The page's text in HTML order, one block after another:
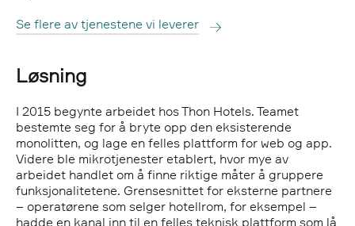
Se flere av tjenestene vi leverer
Løsning
I 2015 begynte arbeidet hos Thon Hotels. Teamet
bestemte seg for å bryte opp den eksisterende
monolitten, og lage en felles plattform for web og app.
Videre ble mikrotjenester etablert, hvor mye av
arbeidet handlet om å finne riktige måter å gruppere
funksjonalitetene. Grensesnittet for eksterne partnere
– operatørene som selger hotellrom, for eksempel –
hadde en kanal inn til en felles teknisk plattform som lå